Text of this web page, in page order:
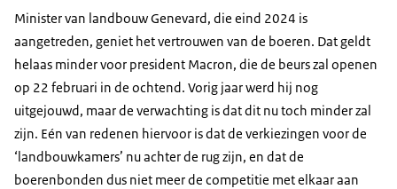
Minister van landbouwGenevard, die eind 2024 is
aangetreden, geniet het vertrouwen van de boeren. Dat geldt
helaas minder voor president Macron, die de beurs zal openen
op 22 februari in de ochtend. Vorig jaar werd hij nog
uitgejouwd, maar de verwachting is dat dit nu toch minder zal
zijn. Eén van redenen hiervoor is dat de verkiezingen voor de
‘landbouwkamers’ nu achter de rug zijn, en dat de
boerenbonden dus niet meer de competitie met elkaar aan